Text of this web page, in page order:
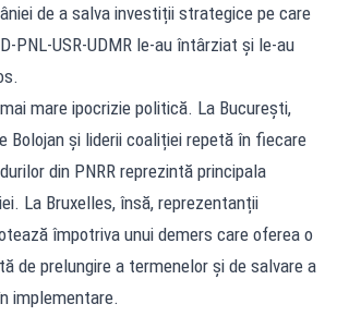
de a salva investiții strategice pe care
PNL-USR-UDMR le-au întârziat și le-au
mare ipocrizie politică. La București,
Bolojan și liderii coaliției repetă în fiecare
din PNRR reprezintă principala
La Bruxelles, însă, reprezentanții
împotriva unui demers care oferea o
de prelungire a termenelor și de salvare a
implementare.